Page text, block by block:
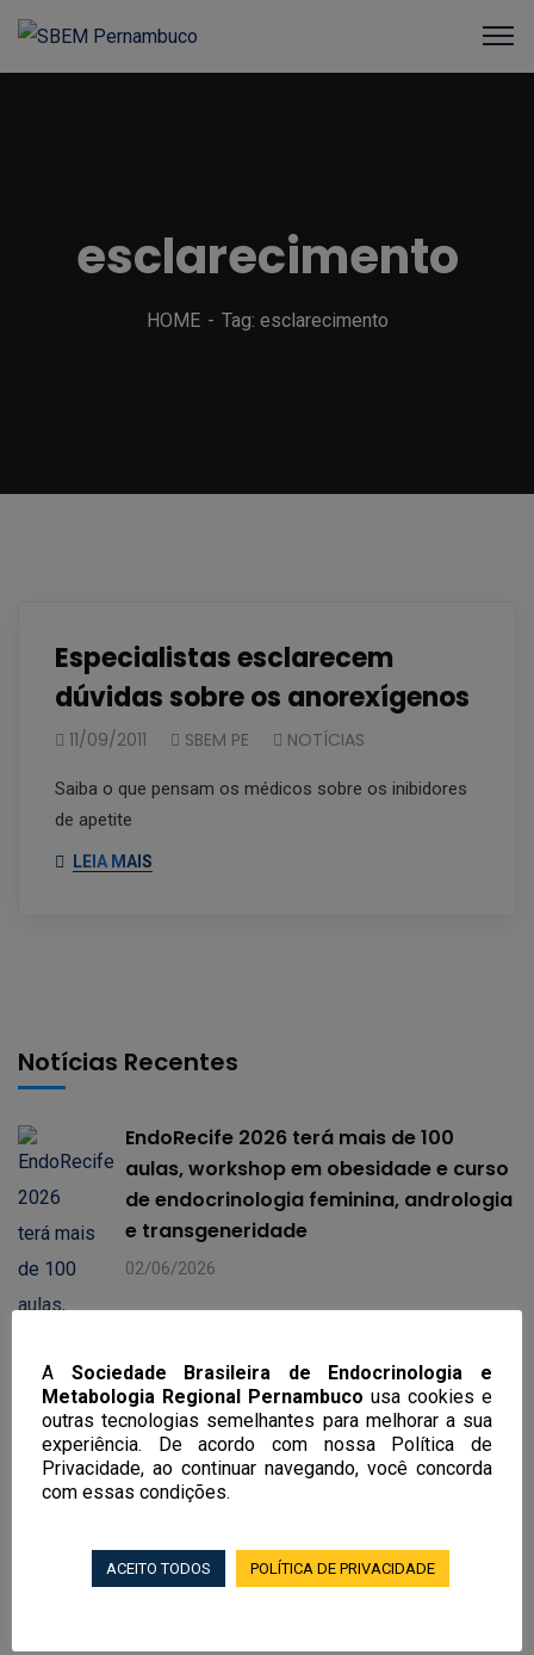
esclarecimento
HOME Tag: esclarecimento
Especialistas esclarecem
dúvidas sobre os anorexígenos
11/09/2011 SBEM PE NOTÍCIAS
Saiba o que pensam os médicos sobre os inibidores
de apetite
LEIA MAIS
Notícias Recentes
EndoRecife 2026 terá mais de 100
aulas, workshop em obesidade e curso
de endocrinologia feminina, andrologia
e transgeneridade
02/06/2026
A Sociedade Brasileira de Endocrinologia e
Metabologia Regional Pernambuco usa cookies e
outras tecnologias semelhantes para melhorar a sua
experiência. De acordo com nossa Política de
Privacidade, ao continuar navegando, você concorda
com essas condições.
ACEITO TODOS POLÍTICA DE PRIVACIDADE